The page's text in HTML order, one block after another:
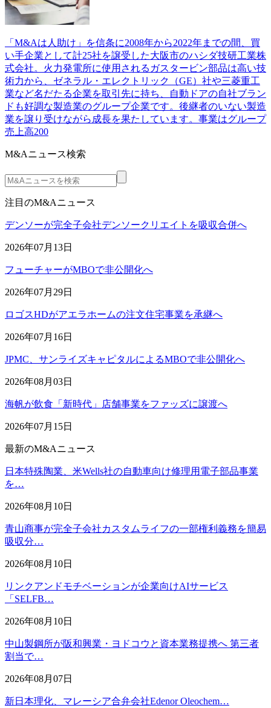
「M&Aは人助け」を信条に2008年から2022年までの間、買
い手企業として計25社を譲受した大阪市のハシダ技研工業株
式会社。火力発電所に使用されるガスタービン部品は高い技
術力から、ゼネラル・エレクトリック（GE）社や三菱重工
業など名だたる企業を取引先に持ち、自動ドアの自社ブラン
ドも好調な製造業のグループ企業です。後継者のいない製造
業を譲り受けながら成長を果たしています。事業はグループ
売上高200
M&Aニュース検索
注目のM&Aニュース
デンソーが完全子会社デンソークリエイトを吸収合併へ
2026年07月13日
フューチャーがMBOで非公開化へ
2026年07月29日
ロゴスHDがアエラホームの注文住宅事業を承継へ
2026年07月16日
JPMC、サンライズキャピタルによるMBOで非公開化へ
2026年08月03日
海帆が飲食「新時代」店舗事業をファッズに譲渡へ
2026年07月15日
最新のM&Aニュース
日本特殊陶業、米Wells社の自動車向け修理用電子部品事業
を…
2026年08月10日
青山商事が完全子会社カスタムライフの一部権利義務を簡易
吸収分…
2026年08月10日
リンクアンドモチベーションが企業向けAIサービス
「SELFB…
2026年08月10日
中山製鋼所が阪和興業・ヨドコウと資本業務提携へ 第三者
割当で…
2026年08月07日
新日本理化、マレーシア合弁会社Edenor Oleochem…